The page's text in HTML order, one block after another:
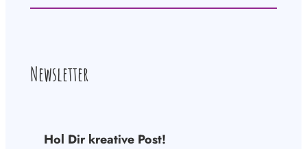
Newsletter
Hol Dir kreative Post!